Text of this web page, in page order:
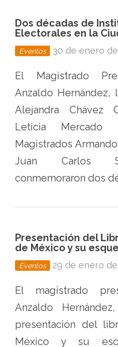
Dos décadas de
Electorales en la
Eventos 30 de enero
El Magistrado
Anzaldo Hernández,
Alejandra Chávez
Leticia
Magistrados
Juan Carlos
conmemoraron dos
Presentación del
de México y su
Eventos 29 de enero de
El magistrado
Anzaldo
presentación del
México y su